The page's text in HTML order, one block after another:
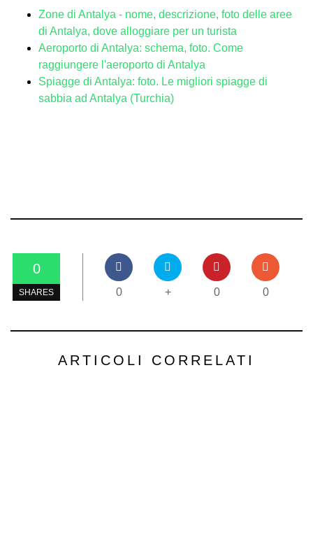
Zone di Antalya - nome, descrizione, foto delle aree
di Antalya, dove alloggiare per un turista
Aeroporto di Antalya: schema, foto. Come
raggiungere l'aeroporto di Antalya
Spiagge di Antalya: foto. Le migliori spiagge di
sabbia ad Antalya (Turchia)
0
SHARES 0 + 0 0
ARTICOLI CORRELATI